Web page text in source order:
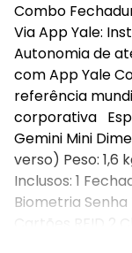
Combo
Via App Yale:
Autonomia de
com App Yale
referência
corporativa
Gemini Mini
verso) Peso: 1,6
Inclusos: 1
Biometria Senha
Cartões RFID 2